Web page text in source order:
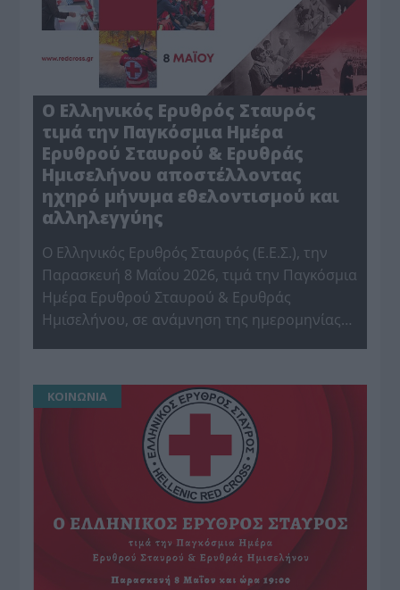
Ο Ελληνικός Ερυθρός Σταυρός
τιμά την Παγκόσμια Ημέρα
Ερυθρού Σταυρού & Ερυθράς
Ημισελήνου αποστέλλοντας
ηχηρό μήνυμα εθελοντισμού και
αλληλεγγύης
Ο Ελληνικός Ερυθρός Σταυρός (Ε.Ε.Σ.), την
Παρασκευή 8 Μαΐου 2026, τιμά την Παγκόσμια
Ημέρα Ερυθρού Σταυρού & Ερυθράς
Ημισελήνου, σε ανάμνηση της ημερομηνίας…
ΚΟΙΝΩΝΙΑ